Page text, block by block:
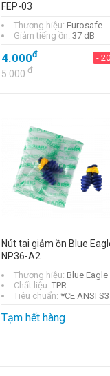
FEP-03
Thương hiệu: Eurosafe
Giảm tiếng ồn: 37 dB
4.000đ -
5.000đ
Nút tai giảm ồn Blue
NP36-A2
Thương hiệu: Blue Eagle
Chất liệu: TPR
Tiêu chuẩn: *CE ANSI
Tạm hết hàng